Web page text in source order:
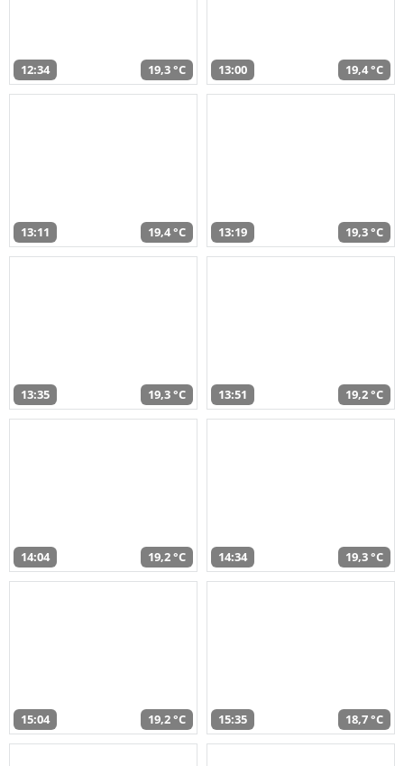
12:34 19,3 °C 13:00 19,4 °C
13:11 19,4 °C 13:19 19,3 °C
13:35 19,3 °C 13:51 19,2 °C
14:04 19,2 °C 14:34 19,3 °C
15:04 19,2 °C 15:35 18,7 °C